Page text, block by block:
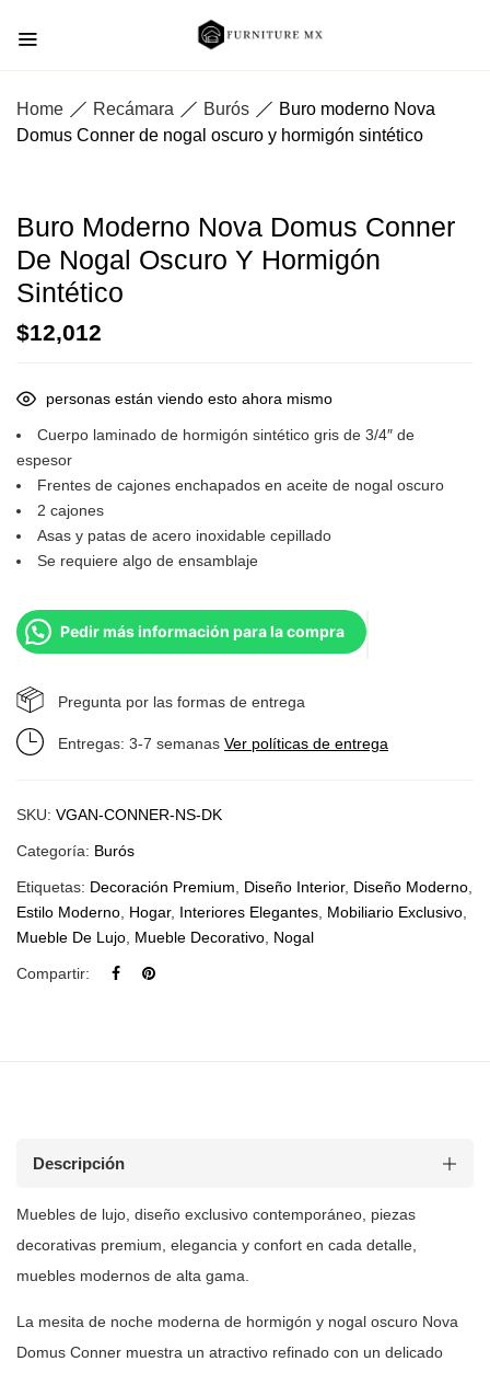
Home Recámara Burós
Buro moderno Nova
Domus Conner de nogal oscuro y hormigón sintético
Buro Moderno Nova Domus Conner
De Nogal Oscuro Y Hormigón
Sintético
$12,012
personas están viendo esto ahora mismo
Cuerpo laminado de hormigón sintético gris de 3/4″ de
espesor
Frentes de cajones enchapados en aceite de nogal oscuro
2 cajones
Asas y patas de acero inoxidable cepillado
Se requiere algo de ensamblaje
Pedir más información para la compra
Pregunta por las formas de entrega
Entregas: 3-7 semanas Ver políticas de entrega
SKU: VGAN-CONNER-NS-DK
Categoría: Burós
Etiquetas: Decoración Premium Diseño Interior, Diseño Moderno
Estilo Moderno Hogar, Interiores Elegantes Mobiliario Exclusivo
Mueble De Lujo Mueble Decorativo Nogal
Compartir:
Descripción
Muebles de lujo, diseño exclusivo contemporáneo, piezas
decorativas premium, elegancia y confort en cada detalle,
muebles modernos de alta gama.
La mesita de noche moderna de hormigón y nogal oscuro Nova
Domus Conner muestra un atractivo refinado con un delicado